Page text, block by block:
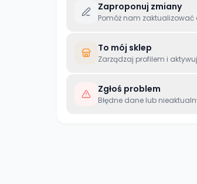
Zaproponuj zmiany
Pomóż nam zaktualizować
To mój sklep
Zarządzaj profilem i
Zgłoś problem
Błędne dane lub